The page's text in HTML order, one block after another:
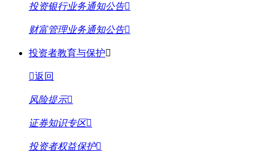
投资银行业务通知公告
财富管理业务通知公告
投资者教育与保护
返回
风险提示
证券知识专区
投资者权益保护